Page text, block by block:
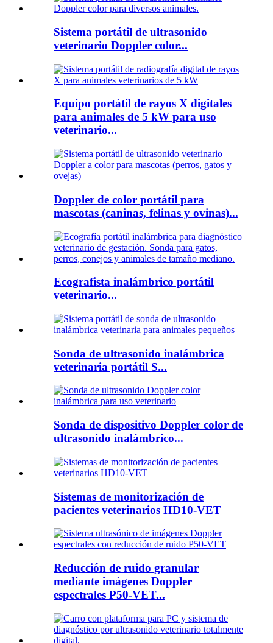
Sistema portátil de ultrasonido
veterinario Doppler color...
Equipo portátil de rayos X digitales
para animales de 5 kW para uso
veterinario...
Doppler de color portátil para
mascotas (caninas, felinas y ovinas)...
Ecografista inalámbrico portátil
veterinario...
Sonda de ultrasonido inalámbrica
veterinaria portátil S...
Sonda de dispositivo Doppler color de
ultrasonido inalámbrico...
Sistemas de monitorización de
pacientes veterinarios HD10-VET
Reducción de ruido granular
mediante imágenes Doppler
espectrales P50-VET...